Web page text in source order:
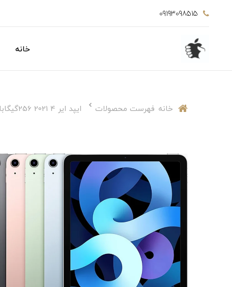
09193098515
خانه
خانه فهرست محصولات ایپد ایر 4 2021 256گیگابایت5G